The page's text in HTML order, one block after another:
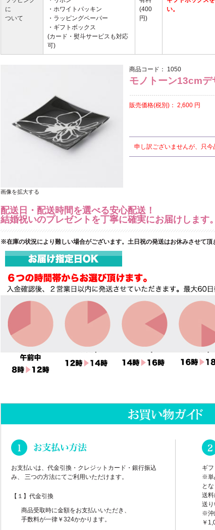
に
ついて
・ホワイトパッキン
・ラッピングペーパー
・ギフトボックス
(カード・熨斗サービスも対応
可)
(400
円)
い。
画像を拡大する
商品コード： 1050
モノトーン13cmデ
販売価格(税別)： 2,600 円
申し訳ございませんが、只今
配送日・配送時間を選べる安心配送！
結婚祝いのプレゼントを丁寧に確実にお届けします。
※在庫の状況により難しい場合がございます。土日祝の発送はお休みさせて頂
お支払いは、代金引換・クレジットカード・銀行振込
み、 三つの方法にてご利用いただけます。
【１】代金引換
商品受取時に金額をお支払いいただき、
手数料が一律￥324かかります。
ギ
※単
とな
送
送り
※沖
￥